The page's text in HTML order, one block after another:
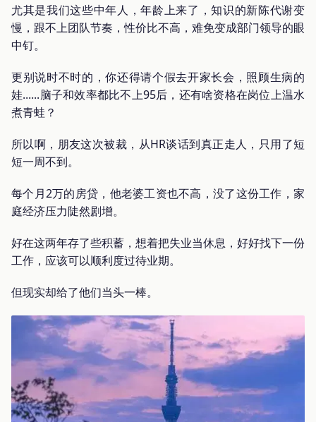
尤其是我们这些中年人，年龄上来了，知识的新陈代谢变
慢，跟不上团队节奏，性价比不高，难免变成部门领导的眼
中钉。
更别说时不时的，你还得请个假去开家长会，照顾生病的
娃......脑子和效率都比不上95后，还有啥资格在岗位上温水
煮青蛙？
所以啊，朋友这次被裁，从HR谈话到真正走人，只用了短
短一周不到。
每个月2万的房贷，他老婆工资也不高，没了这份工作，家
庭经济压力陡然剧增。
好在这两年存了些积蓄，想着把失业当休息，好好找下一份
工作，应该可以顺利度过待业期。
但现实却给了他们当头一棒。